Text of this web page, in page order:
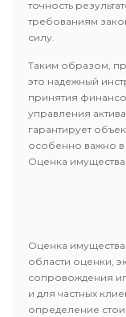
точность
требованиям
силу.
Таким образом,
это надежный
принятия
управления
гарантирует
особенно важно
Оценка
Оценка
области оценки,
сопровождения
и для частных
определение